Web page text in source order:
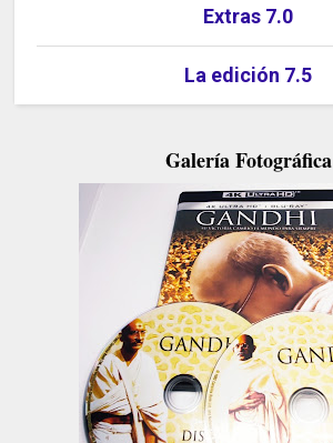
Extras 7.0
La edición 7.5
Galería Fotográfica